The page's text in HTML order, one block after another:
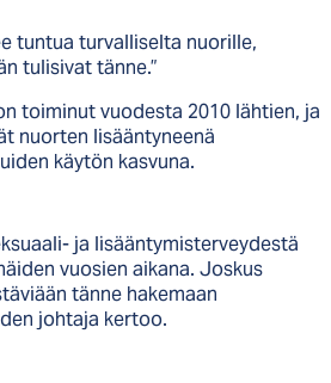
tuntua turvalliselta nuorille,
tulisivat tänne.”
toiminut vuodesta 2010 lähtien, ja
nuorten lisääntyneenä
käytön kasvuna.
ja lisääntymisterveydestä
vuosien aikana. Joskus
tänne hakemaan
johtaja kertoo.